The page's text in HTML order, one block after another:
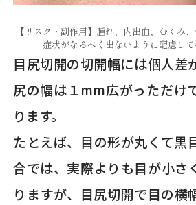
【リスク・副作用】腫れ、内出血、むくみ
症状がなるべく出ないように配慮して
目尻切開の切開幅には個人差
尻の幅は１mm広がっただけ
ります。
たとえば、目の形が丸くて黒
合では、実際よりも目が小さ
りますが、目尻切開で目の横